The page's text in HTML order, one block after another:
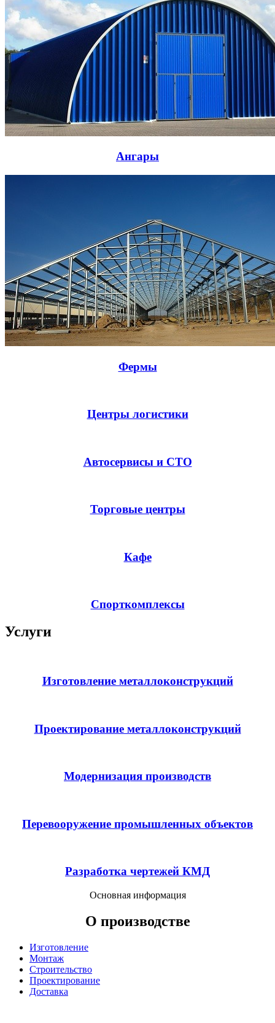
Ангары
Фермы
Центры логистики
Автосервисы и СТО
Торговые центры
Кафе
Спорткомплексы
Услуги
Изготовление металлоконструкций
Проектирование металлоконструкций
Модернизация производств
Перевооружение промышленных объектов
Разработка чертежей КМД
Основная информация
О производстве
Изготовление
Монтаж
Строительство
Проектирование
Доставка